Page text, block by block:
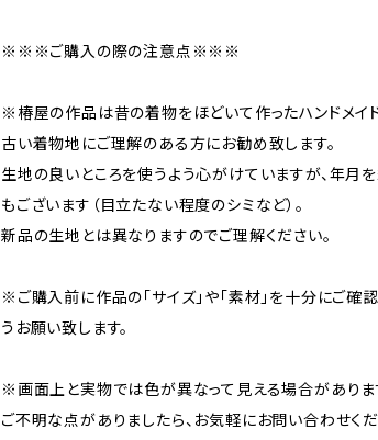
※※※ご購入の際の注意点※※※
※椿屋の作品は昔の着物をほどいて作ったハンドメイド
古い着物地にご理解のある方にお勧め致します。
生地の良いところを使うよう心がけていますが、年月
もございます（目立たない程度のシミなど）。
新品の生地とは異なりますのでご理解ください。
※ご購入前に作品の「サイズ」や「素材」を十分にご確
うお願い致します。
※画面上と実物では色が異なって見える場合がありま
ご不明な点がありましたら、お気軽にお問い合わせくだ